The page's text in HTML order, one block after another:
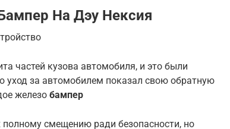
На Дэу Нексия
частей кузова автомобиля, и это были
уход за автомобилем показал свою обратную
железо бампер
смещению ради безопасности, но